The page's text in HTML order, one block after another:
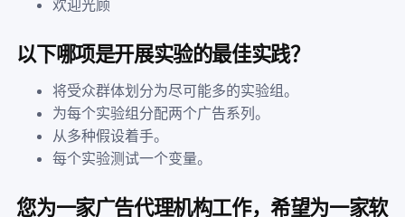
欢迎光顾
以下哪项是开展实验的最佳实践？
将受众群体划分为尽可能多的实验组。
为每个实验组分配两个广告系列。
从多种假设着手。
每个实验测试一个变量。
您为一家广告代理机构工作，希望为一家软